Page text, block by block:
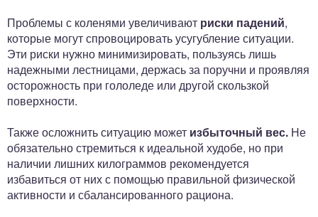
Проблемы с коленями увеличивают риски падений,
которые могут спровоцировать усугубление ситуации.
Эти риски нужно минимизировать, пользуясь лишь
надежными лестницами, держась за поручни и проявляя
осторожность при гололеде или другой скользкой
поверхности.
Также осложнить ситуацию может избыточный вес. Не
обязательно стремиться к идеальной худобе, но при
наличии лишних килограммов рекомендуется
избавиться от них с помощью правильной физической
активности и сбалансированного рациона.